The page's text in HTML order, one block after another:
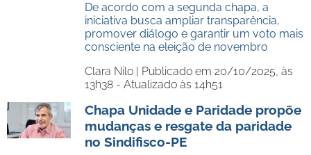
De acordo com a segunda chapa, a
iniciativa busca ampliar transparência,
promover diálogo e garantir um voto mais
consciente na eleição de novembro
Clara Nilo | Publicado em 20/10/2025, às
13h38 - Atualizado às 14h51
Chapa Unidade e Paridade propõe
mudanças e resgate da paridade
no Sindifisco-PE